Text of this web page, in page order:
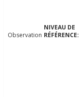
Observation